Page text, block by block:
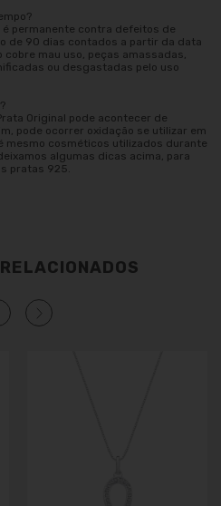
permanente contra defeitos de
de 90 dias contados a partir da data
mau uso, peças amassadas,
ou desgastadas pelo uso
Original pode acontecer de
pode ocorrer oxidação se utilizar em
mesmo cosméticos utilizados durante
algumas dicas acima, para
pratas 925.